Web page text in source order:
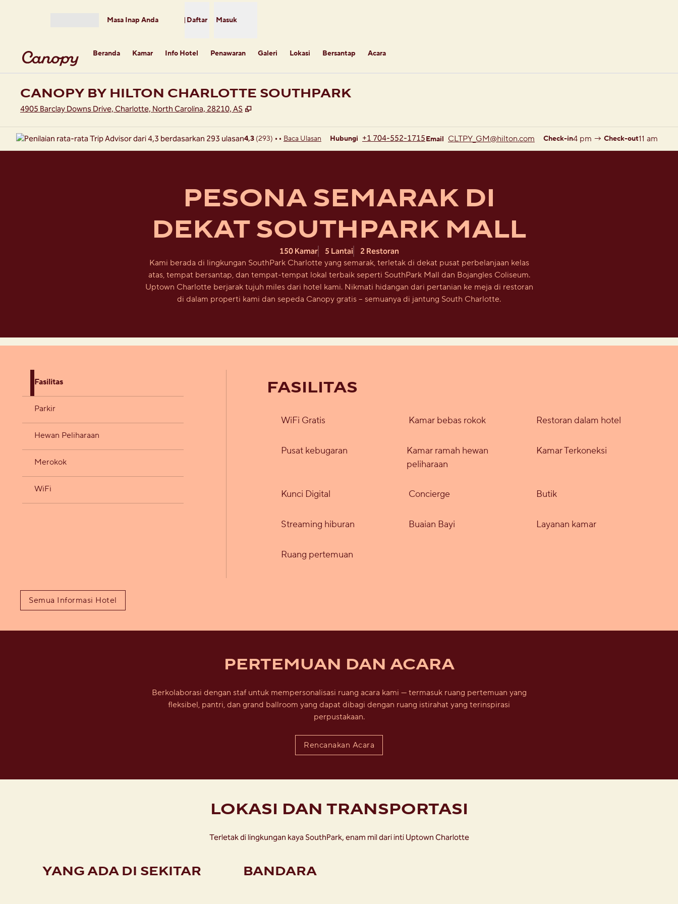
Masa Inap Anda Daftar Masuk
Beranda Kamar Info Hotel Penawaran Galeri Lokasi Bersantap Acara
CANOPY BY HILTON CHARLOTTE SOUTHPARK
4905 Barclay Downs Drive, Charlotte, North Carolina, 28210, AS ,
4,3 (293) • • Baca Ulasan Hubungi
Panggilan+1 704-552-1715Email
Email CLTPY_GM@hilton.com Check-in4 pm → Check-out11 am
PESONA SEMARAK DI
DEKAT SOUTHPARK MALL
150 Kamar 5 Lantai 2 Restoran
Kami berada di lingkungan SouthPark Charlotte yang semarak, terletak di dekat pusat perbelanjaan kelas
atas, tempat bersantap, dan tempat-tempat lokal terbaik seperti SouthPark Mall dan Bojangles Coliseum.
Uptown Charlotte berjarak tujuh miles dari hotel kami. Nikmati hidangan dari pertanian ke meja di restoran
di dalam properti kami dan sepeda Canopy gratis – semuanya di jantung South Charlotte.
Fasilitas
Parkir
Hewan Peliharaan
Merokok
WiFi
FASILITAS
WiFi Gratis Kamar bebas rokok Restoran dalam hotel
Pusat kebugaran
Kamar ramah hewan
peliharaan
Kamar Terkoneksi
Kunci Digital Concierge Butik
Streaming hiburan Buaian Bayi Layanan kamar
Ruang pertemuan
Semua Informasi Hotel
PERTEMUAN DAN ACARA
Berkolaborasi dengan staf untuk mempersonalisasi ruang acara kami — termasuk ruang pertemuan yang
fleksibel, pantri, dan grand ballroom yang dapat dibagi dengan ruang istirahat yang terinspirasi
perpustakaan.
Rencanakan Acara
LOKASI DAN TRANSPORTASI
Terletak di lingkungan kaya SouthPark, enam mil dari inti Uptown Charlotte
YANG ADA DI SEKITAR BANDARA